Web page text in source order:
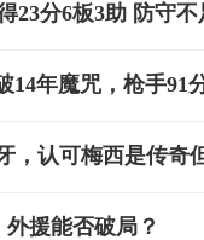
23分6板3助 防守
14年魔咒，枪手91
，认可梅西是传奇
援能否破局？